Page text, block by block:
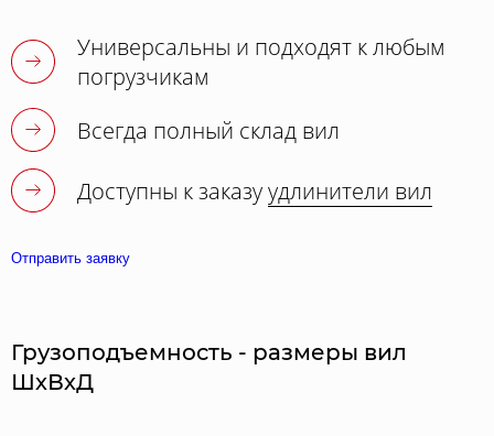
Универсальны и подходят к любым
погрузчикам
Всегда полный склад вил
Доступны к заказуудлинители вил
Отправить заявку
Грузоподъемность - размеры вил
ШхВхД